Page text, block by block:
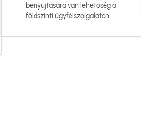
benyújtására van lehetőség a
földszinti ügyfélszolgálaton.